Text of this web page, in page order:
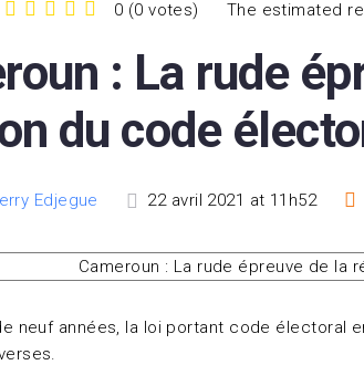
0 (0 votes) The estimated
: La rude
du code
Edjegue 22 avril 2021 at 11h52
neuf années, la loi portant code électoral